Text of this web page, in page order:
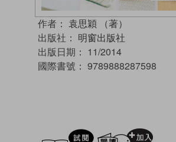
作者： 袁思穎 （著）
出版社： 明窗出版社
出版日期： 11/2014
國際書號： 9789888287598
試閲